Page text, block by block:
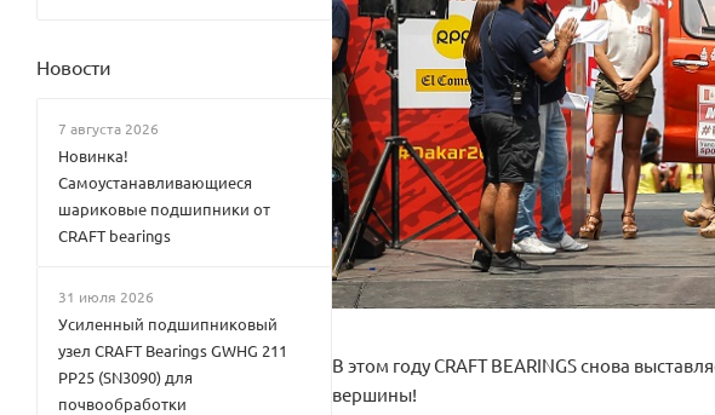
В этом году CRAFT BEARINGS снова
вершины!
Новости
7 августа 2026
Новинка!
Самоустанавливающиеся
шариковые подшипники от
CRAFT bearings
31 июля 2026
Усиленный подшипниковый
узел CRAFT Bearings GWHG 211
PP25 (SN3090) для
почвообработки